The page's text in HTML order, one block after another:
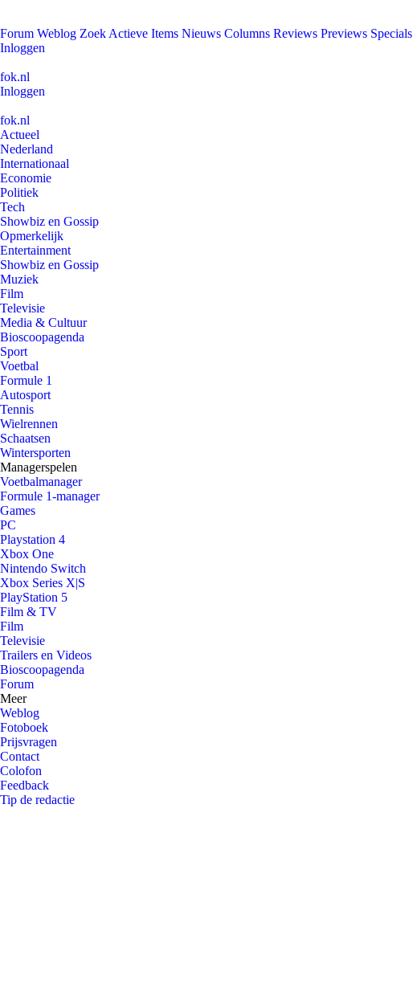
Forum Weblog Zoek Actieve Items Nieuws Columns Reviews Previews Specials
Inloggen
fok.nl
Inloggen
fok.nl
Actueel
Nederland
Internationaal
Economie
Politiek
Tech
Showbiz en Gossip
Opmerkelijk
Entertainment
Showbiz en Gossip
Muziek
Film
Televisie
Media & Cultuur
Bioscoopagenda
Sport
Voetbal
Formule 1
Autosport
Tennis
Wielrennen
Schaatsen
Wintersporten
Managerspelen
Voetbalmanager
Formule 1-manager
Games
PC
Playstation 4
Xbox One
Nintendo Switch
Xbox Series X|S
PlayStation 5
Film & TV
Film
Televisie
Trailers en Videos
Bioscoopagenda
Forum
Meer
Weblog
Fotoboek
Prijsvragen
Contact
Colofon
Feedback
Tip de redactie